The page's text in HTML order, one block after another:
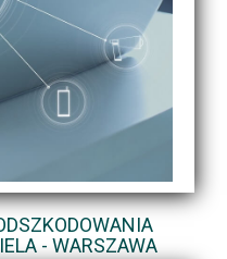
- WARSZAWA